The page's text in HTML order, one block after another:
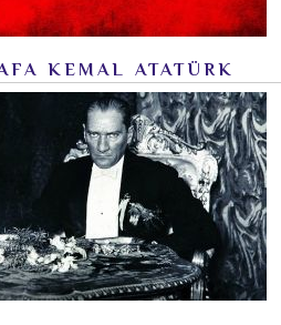
KEMAL ATATÜRK